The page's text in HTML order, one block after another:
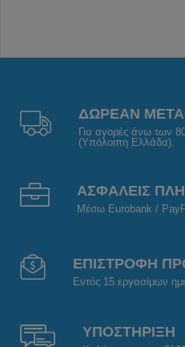
ΔΩΡΕΑΝ
Για αγορές άνω των
(Υπόλοιπη Ελλάδα).
ΑΣΦΑΛΕΙΣ
Μέσω Eurobank /
ΕΠΙΣΤΡΟΦΗ
Εντός 15 εργασίμων
ΥΠΟΣΤΗΡΙΞΗ